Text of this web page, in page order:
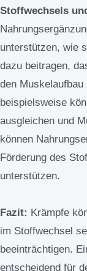
Stoffwechsels
unterstützen, wie
dazu beitragen,
den
beispielsweise
ausgleichen und
können
Förderung des
unterstützen.
Fazit: Krämpfe
im Stoffwechsel
beeinträchtigen.
entscheidend für